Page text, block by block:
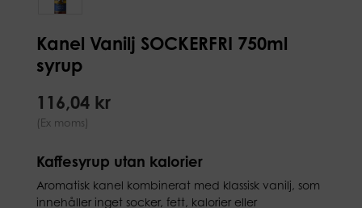
Kanel Vanilj SOCKERFRI 750ml
syrup
116,04 kr
(Ex moms)
Kaffesyrup utan kalorier
Aromatisk kanel kombinerat med klassisk vanilj, som
innehåller inget socker, fett, kalorier eller